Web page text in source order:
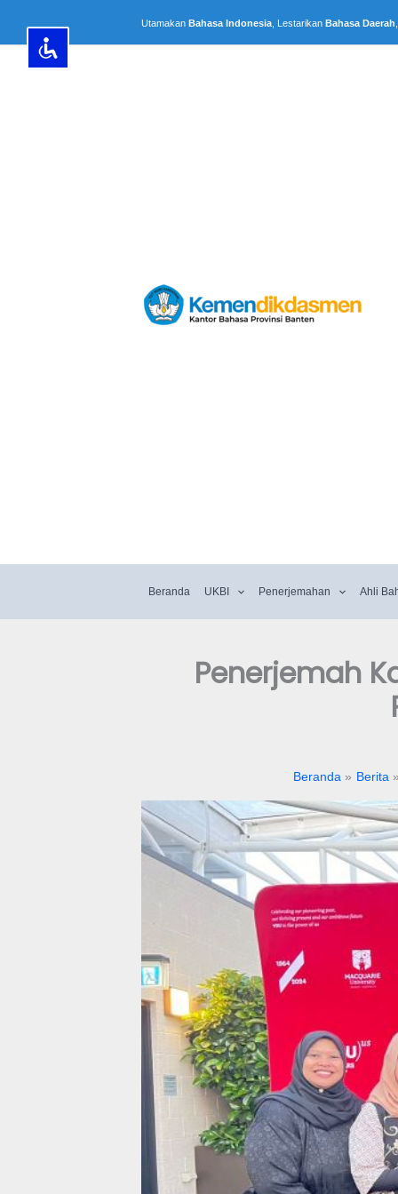
konten
Utamakan Bahasa Indonesia , Lestarikan Bahasa Daerah
Beranda UKBI Penerjemahan Ahli
Penerjemah
Beranda Berita